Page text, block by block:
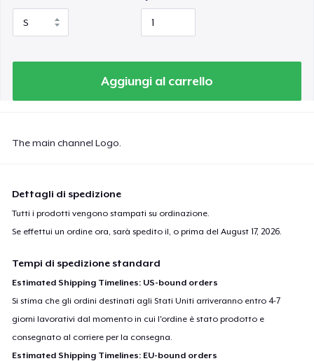
Aggiungi al carrello
The main channel Logo.
Dettagli di spedizione
Tutti i prodotti vengono stampati su ordinazione.
Se effettui un ordine ora, sarà spedito il, o prima delAugust 17, 2026.
Tempi di spedizione standard
Estimated Shipping Timelines: US-bound orders
Si stima che gli ordini destinati agli Stati Uniti arriveranno entro 4-7
giorni lavorativi dal momento in cui l'ordine è stato prodotto e
consegnato al corriere per la consegna.
Estimated Shipping Timelines: EU-bound orders